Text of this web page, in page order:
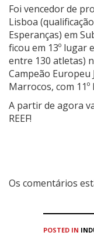
Foi vencedor de
Lisboa
Esperanças) em
ficou em 13º lugar
entre 130 atletas)
Campeão
Marrocos, com
A partir de agora
REEF!
Os comentários
POSTED IN